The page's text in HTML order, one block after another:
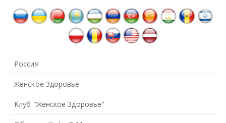
Россия
Женское Здоровье
Клуб "Женское Здоровье"